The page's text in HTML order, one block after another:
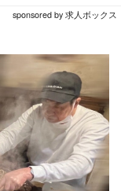
sponsored by 求人ボックス